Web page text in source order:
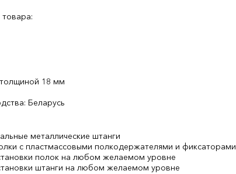
товара:
18 мм
Беларусь
металлические штанги
с пластмассовыми полкодержателями и фиксаторами
полок на любом желаемом уровне
штанги на любом желаемом уровне